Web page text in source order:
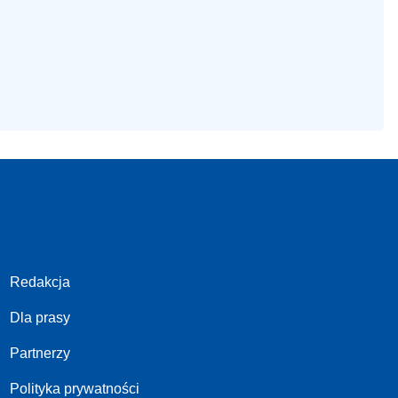
Redakcja
Dla prasy
Partnerzy
Polityka prywatności